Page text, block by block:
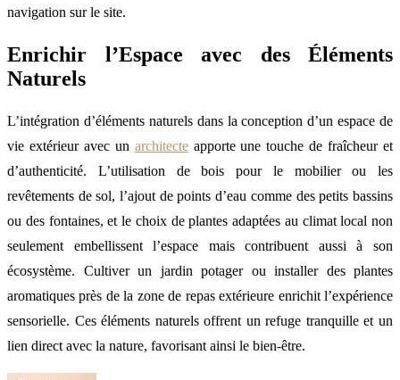
navigation sur le site.
Enrichir l’Espace avec des Éléments
Naturels
L’intégration d’éléments naturels dans la conception d’un espace de
vie extérieur avec un architecteapporte une touche de fraîcheur et
d’authenticité. L’utilisation de bois pour le mobilier ou les
revêtements de sol, l’ajout de points d’eau comme des petits bassins
ou des fontaines, et le choix de plantes adaptées au climat local non
seulement embellissent l’espace mais contribuent aussi à son
écosystème. Cultiver un jardin potager ou installer des plantes
aromatiques près de la zone de repas extérieure enrichit l’expérience
sensorielle. Ces éléments naturels offrent un refuge tranquille et un
lien direct avec la nature, favorisant ainsi le bien-être.